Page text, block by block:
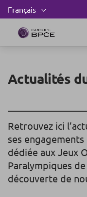
Actualités
Retrouvez ici
ses
dédiée aux Jeux
Paralympiques
découverte de